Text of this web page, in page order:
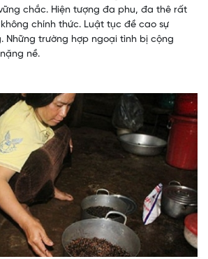
chắc. Hiện tượng đa phu, đa thê rất
chính thức. Luật tục đề cao sự
Những trường hợp ngoại tình bị cộng
nề.